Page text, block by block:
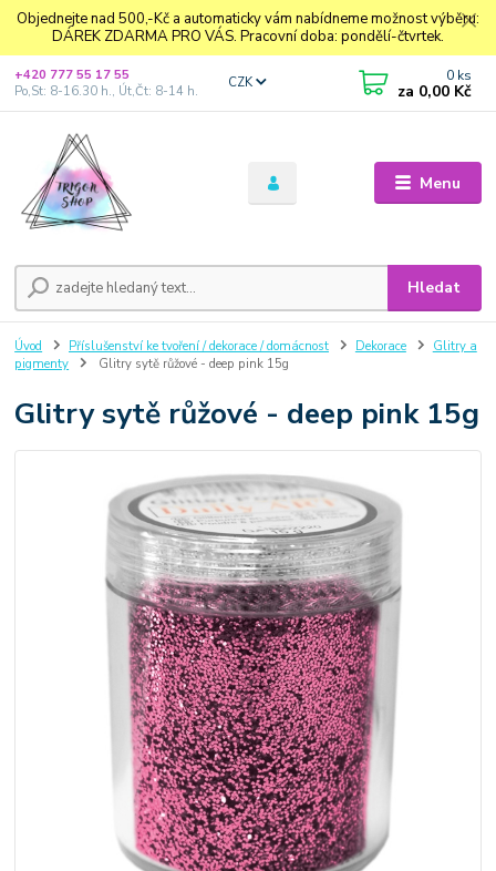
Objednejte nad 500,-Kč a automaticky vám nabídneme možnost výběru:
DÁREK ZDARMA PRO VÁS. Pracovní doba: pondělí-čtvrtek.
Menu
CZK
Hledat
+420 777 55 17 55
Po,St: 8-16.30 h., Út,Čt: 8-14 h.
0 ks
za 0,00 Kč
Úvod Příslušenství ke tvoření / dekorace / domácnost Dekorace
Glitry a
pigmenty
Glitry sytě růžové - deep pink 15g
Glitry sytě růžové - deep pink 15g